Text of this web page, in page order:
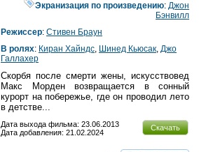
Экранизация по произведению:Джон
Бэнвилл
Режиссер: Стивен Браун
В ролях: Киран Хайндс, Шинед Кьюсак, Джо
Галлахер
Скорбя после смерти жены, искусствовед
Макс Морден возвращается в сонный
курорт на побережье, где он проводил лето
в детстве...
Скачать
Дата выхода фильма: 23.06.2013
Дата добавления: 21.02.2024